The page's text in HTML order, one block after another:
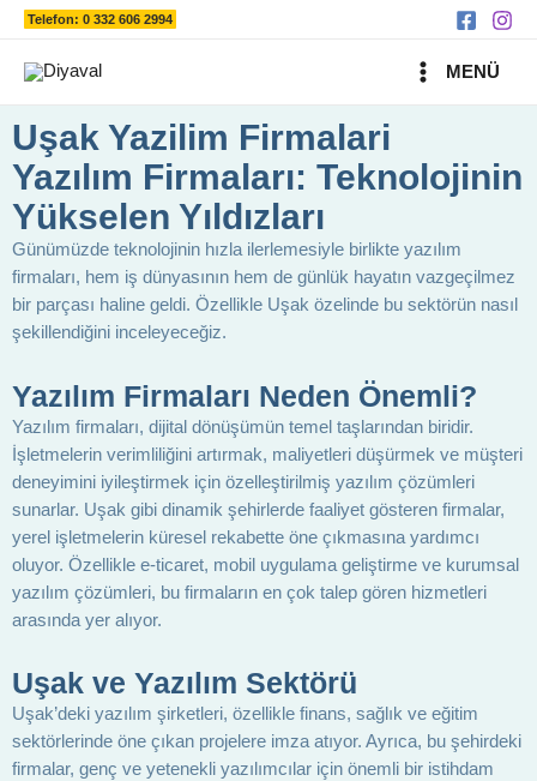
İçeriğeTelefon: 0 332 606 2994
MAIN
MENÜ
Uşak Yazilim Firmalari
Yazılım Firmaları: Teknolojinin
Yükselen Yıldızları
Günümüzde teknolojinin hızla ilerlemesiyle birlikte yazılım
firmaları, hem iş dünyasının hem de günlük hayatın vazgeçilmez
bir parçası haline geldi. Özellikle Uşak özelinde bu sektörün nasıl
şekillendiğini inceleyeceğiz.
Yazılım Firmaları Neden Önemli?
Yazılım firmaları, dijital dönüşümün temel taşlarından biridir.
İşletmelerin verimliliğini artırmak, maliyetleri düşürmek ve müşteri
deneyimini iyileştirmek için özelleştirilmiş yazılım çözümleri
sunarlar. Uşak gibi dinamik şehirlerde faaliyet gösteren firmalar,
yerel işletmelerin küresel rekabette öne çıkmasına yardımcı
oluyor. Özellikle e-ticaret, mobil uygulama geliştirme ve kurumsal
yazılım çözümleri, bu firmaların en çok talep gören hizmetleri
arasında yer alıyor.
Uşak ve Yazılım Sektörü
Uşak’deki yazılım şirketleri, özellikle finans, sağlık ve eğitim
sektörlerinde öne çıkan projelere imza atıyor. Ayrıca, bu şehirdeki
firmalar, genç ve yetenekli yazılımcılar için önemli bir istihdam
Ara